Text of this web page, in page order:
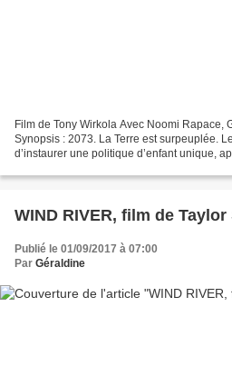
Film de Tony Wirkola Avec Noomi Rapace,
Synopsis : 2073. La Terre est surpeuplée.
d’instaurer une politique d’enfant unique,
WIND RIVER, film de Taylor
Publié le 01/09/2017 à 07:00
Par Géraldine